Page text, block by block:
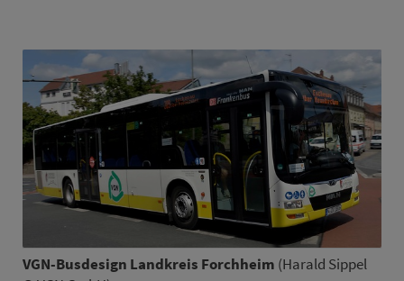
VGN-Busdesign Land­kreis Forch­heim (Harald Sippel